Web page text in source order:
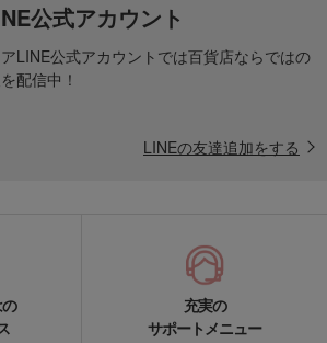
公式アカウント
LINE公式アカウントでは百貨店ならではの
配信中！
LINEの友達追加をする
充実の
サポートメニュー